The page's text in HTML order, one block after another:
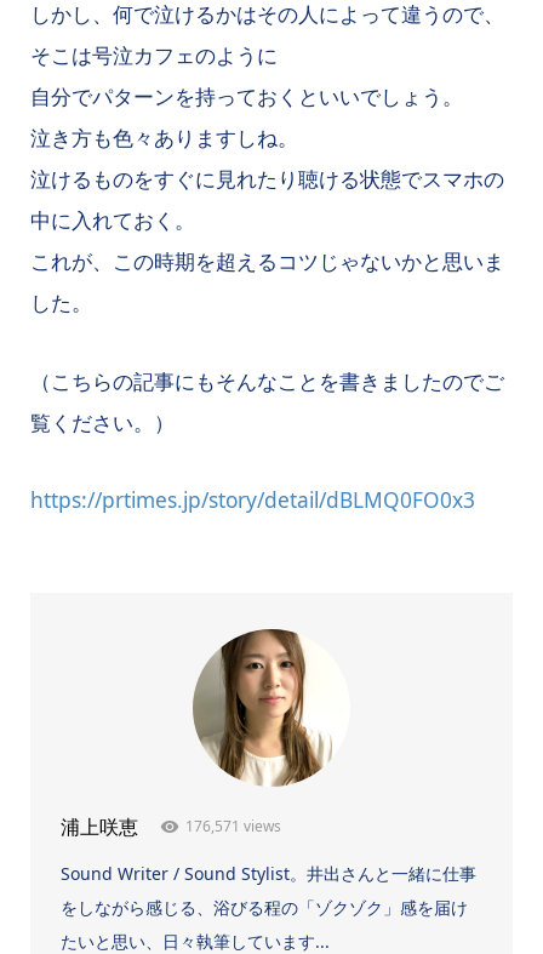
しかし、何で泣けるかはその人によって違うので、
そこは号泣カフェのように
自分でパターンを持っておくといいでしょう。
泣き方も色々ありますしね。
泣けるものをすぐに見れたり聴ける状態でスマホの
中に入れておく。
これが、この時期を超えるコツじゃないかと思いま
した。
（こちらの記事にもそんなことを書きましたのでご
覧ください。）
https://prtimes.jp/story/detail/dBLMQ0FO0x3
浦上咲恵 176,571 views
Sound Writer / Sound Stylist。井出さんと一緒に仕事
をしながら感じる、浴びる程の「ゾクゾク」感を届け
たいと思い、日々執筆しています...